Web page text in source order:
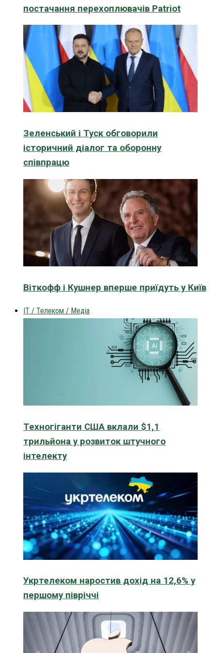
постачання перехоплювачів Patriot
Зеленський і Туск обговорили
історичний діалог та оборонну
співпрацю
Віткофф і Кушнер вперше приїдуть у Київ
IT / Телеком / Медіа
Техногіганти США вклали $1,1
трильйона у розвиток штучного
інтелекту
Укртелеком наростив дохід на 12,6% у
першому півріччі